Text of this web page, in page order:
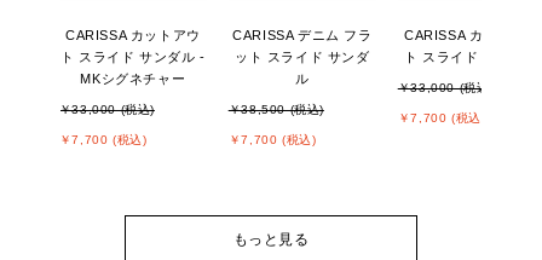
CARISSA カットアウ
ト スライド サンダル -
MKシグネチャー
￥33,000 (税込)
￥7,700 (税込)
CARISSA デニム フラ
ット スライド サンダ
ル
￥38,500 (税込)
￥7,700 (税込)
CARISSA カットアウ
ト スライド サンダル
￥33,000 (税込)
￥7,700 (税込)
もっと見る